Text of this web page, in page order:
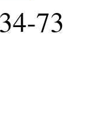
73